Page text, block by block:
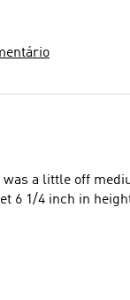
was a little off
6 1/4 inch in